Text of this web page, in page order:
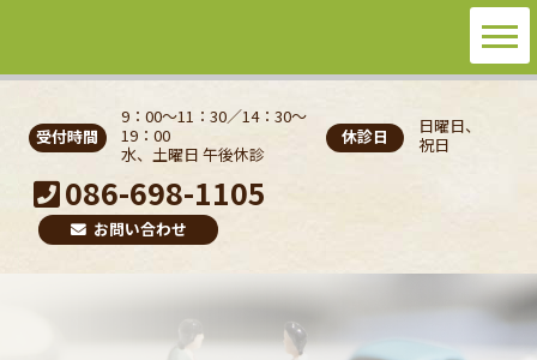
受付時間
9：00〜11：30／14：30〜
19：00
水、土曜日 午後休診
休診日
日曜日、
祝日
086-698-1105
お問い合わせ